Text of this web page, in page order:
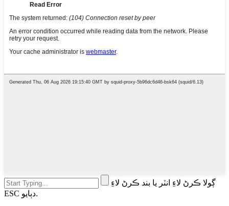
ڳولا ڪرڻ لاءِ انٽر يا بند ڪرڻ لاءِ
ESC دٻايو.